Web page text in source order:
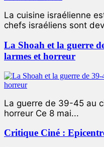
La cuisine israélienne
chefs israéliens sont
La Shoah et la guerre
larmes et horreur
La guerre de 39-45 au
horreur Ce 8 mai...
Critique Ciné :